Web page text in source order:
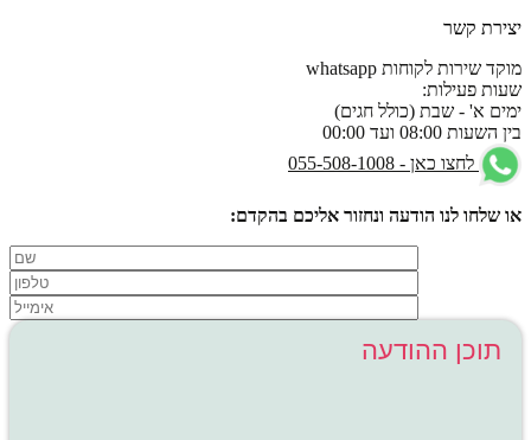
יצירת קשר
מוקד שירות לקוחות whatsapp
שעות פעילות:
ימים א' - שבת (כולל חגים)
בין השעות 08:00 ועד 00:00
לחצו כאן - 055-508-1008
או שלחו לנו הודעה ונחזור אליכם בהקדם: